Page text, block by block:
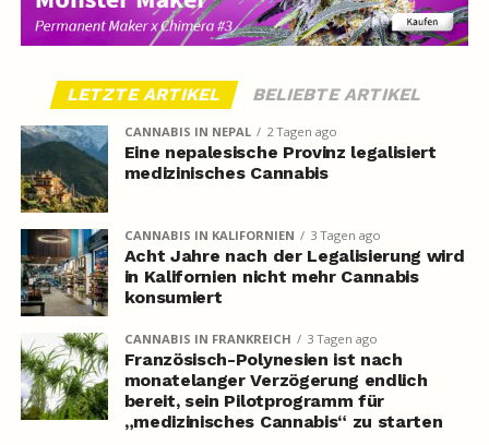
LETZTE ARTIKEL BELIEBTE ARTIKEL
CANNABIS IN NEPAL 2 Tagen ago
Eine nepalesische Provinz legalisiert
medizinisches Cannabis
CANNABIS IN KALIFORNIEN 3 Tagen ago
Acht Jahre nach der Legalisierung wird
in Kalifornien nicht mehr Cannabis
konsumiert
CANNABIS IN FRANKREICH 3 Tagen ago
Französisch-Polynesien ist nach
monatelanger Verzögerung endlich
bereit, sein Pilotprogramm für
„medizinisches Cannabis“ zu starten